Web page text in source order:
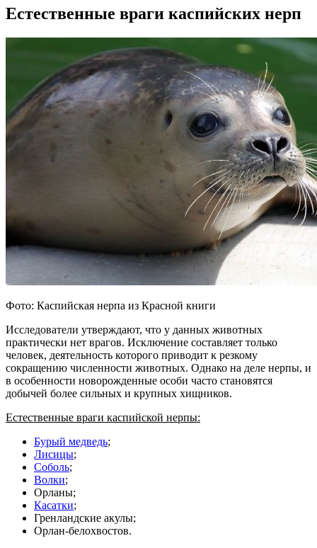
Естественные враги каспийских нерп
Фото: Каспийская нерпа из Красной книги
Исследователи утверждают, что у данных животных
практически нет врагов. Исключение составляет только
человек, деятельность которого приводит к резкому
сокращению численности животных. Однако на деле нерпы, и
в особенности новорожденные особи часто становятся
добычей более сильных и крупных хищников.
Естественные враги каспийской нерпы:
Бурый медведь;
Лисицы;
Соболь;
Волки;
Орланы;
Касатки;
Гренландские акулы;
Орлан-белохвостов.